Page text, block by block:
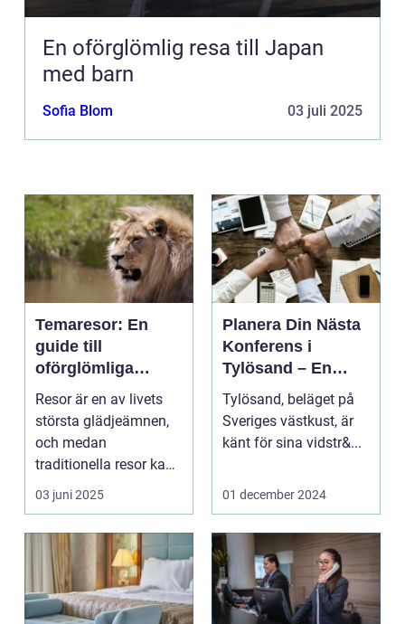
En oförglömlig resa till Japan
med barn
Sofia Blom 03 juli 2025
Temaresor: En
guide till
oförglömliga
upplevelser
Resor är en av livets
största glädjeämnen,
och medan
traditionella resor kan
bju...
03 juni 2025
Planera Din Nästa
Konferens i
Tylösand – En
Oslagbar
Upplevelse
Tylösand, beläget på
Sveriges västkust, är
känt för sina vidstr&...
01 december 2024